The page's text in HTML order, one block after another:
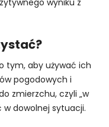
tym, aby używać ich
pogodowych i
zmierzchu, czyli „w
w dowolnej sytuacji.